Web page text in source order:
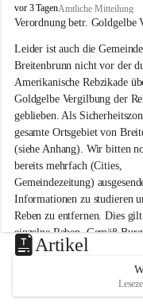
B
r
i
t
e
n
b
r
u
n
n
a
m
N
e
u
s
d
vor 3 TagenAmtliche Mitteilung
Verordnung betr. Goldgelbe
Leider ist auch die Gemeinde
Breitenbrunn nicht vor der
Amerikanische Rebzikade
Goldgelbe Vergilbung der
geblieben. Als
gesamte Ortsgebiet von
(siehe Anhang). Wir bitten
bereits mehrfach (Cities,
Gemeindezeitung)
Informationen zu studieren
Reben zu entfernen. Dies
einzelne Reben. Gemäß
Weinbaugesetz sind nicht
unzulässige Weingärten zu
helfen wir zusammen um
vor den prognostizierten
Artikel